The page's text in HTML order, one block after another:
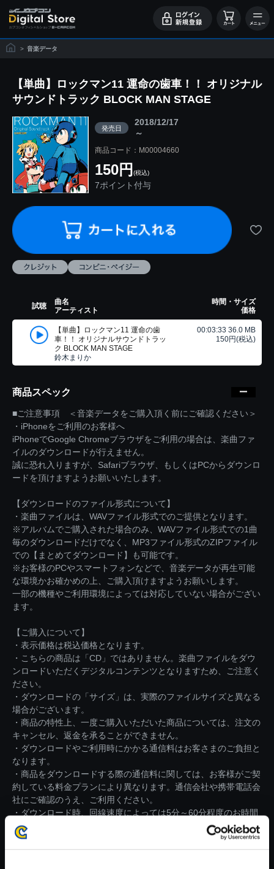
> 音楽データ
【単曲】ロックマン11 運命の歯車！！ オリジナル
サウンドトラック BLOCK MAN STAGE
発売日
2018/12/17
～
商品コード：M00004660
150円 (税込)
7ポイント付与
試聴
曲名
アーティスト
時間・サイズ
価格
【単曲】ロックマン11 運命の歯
車！！ オリジナルサウンドトラッ
ク BLOCK MAN STAGE
鈴木まりか
00:03:33 36.0 MB
150円(税込)
商品スペック
■ご注意事項 ＜音楽データをご購入頂く前にご確認ください＞
・iPhoneをご利用のお客様へ
iPhoneでGoogle Chromeブラウザをご利用の場合は、楽曲ファ
イルのダウンロードが行えません。
誠に恐れ入りますが、Safariブラウザ、もしくはPCからダウンロ
ードを頂けますようお願いいたします。
【ダウンロードのファイル形式について】
・楽曲ファイルは、WAVファイル形式でのご提供となります。
※アルバムでご購入された場合のみ、WAVファイル形式での1曲
毎のダウンロードだけでなく、MP3ファイル形式のZIPファイル
での【まとめてダウンロード】も可能です。
※お客様のPCやスマートフォンなどで、音楽データが再生可能
な環境かお確かめの上、ご購入頂けますようお願いします。
一部の機種やご利用環境によっては対応していない場合がござい
ます。
【ご購入について】
・表示価格は税込価格となります。
・こちらの商品は「CD」ではありません。楽曲ファイルをダウ
ンロードいただくデジタルコンテンツとなりますため、ご注意く
ださい。
・ダウンロードの「サイズ」は、実際のファイルサイズと異なる
場合がございます。
・商品の特性上、一度ご購入いただいた商品については、注文の
キャンセル、返金を承ることができません。
・ダウンロードやご利用時にかかる通信料はお客さまのご負担と
なります。
・商品をダウンロードする際の通信料に関しては、お客様がご契
約している料金プランにより異なります。通信会社や携帯電話会
社にご確認のうえ、ご利用ください。
・ダウンロード時、回線速度によっては5分～60分程度のお時間
がかかる場合がございます。
※ご購入いただいたファイルのダウンロードの際には、通信環境
が安定しているWifi環境でお試しください。